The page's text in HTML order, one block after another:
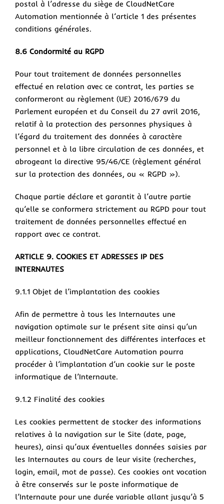
postal à l’adresse du siège de CloudNetCare
Automation mentionnée à l’article 1 des présentes
conditions générales.
8.6 Condormité au RGPD
Pour tout traitement de données personnelles
effectué en relation avec ce contrat, les parties se
conformeront au règlement (UE) 2016/679 du
Parlement européen et du Conseil du 27 avril 2016,
relatif à la protection des personnes physiques à
l’égard du traitement des données à caractère
personnel et à la libre circulation de ces données, et
abrogeant la directive 95/46/CE (règlement général
sur la protection des données, ou « RGPD »).
Chaque partie déclare et garantit à l’autre partie
qu’elle se conformera strictement au RGPD pour tout
traitement de données personnelles effectué en
rapport avec ce contrat.
ARTICLE 9. COOKIES ET ADRESSES IP DES
INTERNAUTES
9.1.1 Objet de l’implantation des cookies
Afin de permettre à tous les Internautes une
navigation optimale sur le présent site ainsi qu’un
meilleur fonctionnement des différentes interfaces et
applications, CloudNetCare Automation pourra
procéder à l’implantation d’un cookie sur le poste
informatique de l’Internaute.
9.1.2 Finalité des cookies
Les cookies permettent de stocker des informations
relatives à la navigation sur le Site (date, page,
heures), ainsi qu’aux éventuelles données saisies par
les Internautes au cours de leur visite (recherches,
login, email, mot de passe). Ces cookies ont vocation
à être conservés sur le poste informatique de
l’Internaute pour une durée variable allant jusqu’à 5